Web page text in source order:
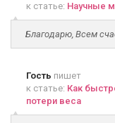
к статье: Научные
Благодарю, Всем
Гость пишет
к статье: Как
потери веса